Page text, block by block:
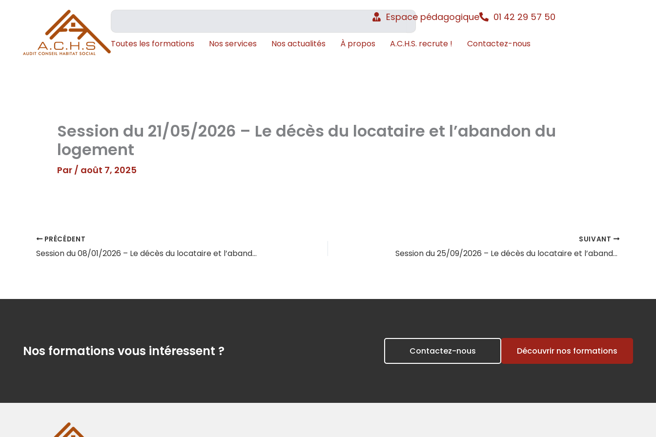
Rechercher Espace pédagogique 01 42 29 57 50
Toutes les formations Nos services Nos actualités À propos A.C.H.S. recrute ! Contactez-nous
Session du 21/05/2026 – Le décès du locataire et l’abandon du
logement
Par / août 7, 2025
PRÉCÉDENT
Session du 08/01/2026 – Le décès du locataire et l’abandon du logement
SUIVANT
Session du 25/09/2026 – Le décès du locataire et l’abandon du logement
Nos formations vous intéressent ? Contactez-nous Découvrir nos formations